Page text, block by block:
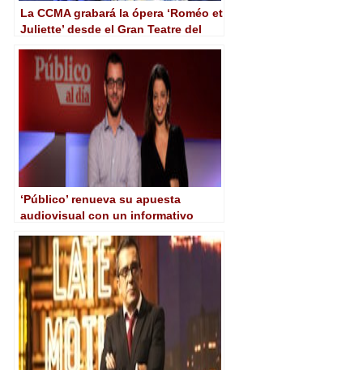
La CCMA grabará la ópera ‘Roméo et
Juliette’ desde el Gran Teatre del
360º
‘Público’ renueva su apuesta
audiovisual con un informativo